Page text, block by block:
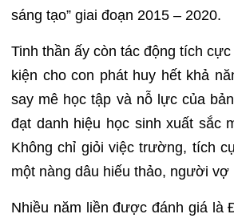
sáng tạo” giai đoạn 2015 – 2020.
Tinh thần ấy còn tác động tích
kiện cho con phát huy hết khả
say mê học tập và nỗ lực của
đạt danh hiệu học sinh xuất sắc
Không chỉ giỏi việc trường, tích
một nàng dâu hiếu thảo, người
Nhiều năm liền được đánh giá là